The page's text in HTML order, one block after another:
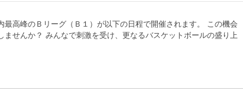
高峰のＢリーグ（Ｂ１）が以下の日程で開催されます。 この機会
ませんか？ みんなで刺激を受け、更なるバスケットボールの盛り上